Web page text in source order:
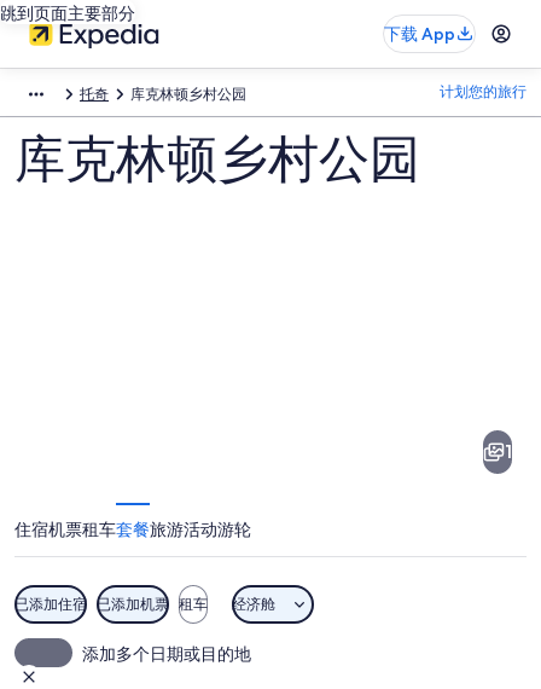
跳到页面主要部分
下载 App
托奇 库克林顿乡村公园 计划您的旅行
库克林顿乡村公园
乡
村
公
园
图
1
住宿机票租车套餐旅游活动游轮
已添加住宿 已添加机票 租车 经济舱
添加多个日期或目的地